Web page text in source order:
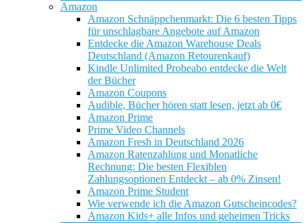
Amazon
Amazon Schnäppchenmarkt: Die 6 besten Tipps
für unschlagbare Angebote auf Amazon
Entdecke die Amazon Warehouse Deals
Deutschland (Amazon Retourenkauf)
Kindle Unlimited Probeabo entdecke die Welt
der Bücher
Amazon Coupons
Audible, Bücher hören statt lesen, jetzt ab 0€
Amazon Prime
Prime Video Channels
Amazon Fresh in Deutschland 2026
Amazon Ratenzahlung und Monatliche
Rechnung: Die besten Flexiblen
Zahlungsoptionen Entdeckt – ab 0% Zinsen!
Amazon Prime Student
Wie verwende ich die Amazon Gutscheincodes?
Amazon Kids+ alle Infos und geheimen Tricks